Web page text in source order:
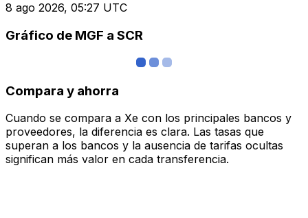
8 ago 2026, 05:27 UTC
Gráfico de MGF a SCR
Compara y ahorra
Cuando se compara a Xe con los principales bancos y
proveedores, la diferencia es clara. Las tasas que
superan a los bancos y la ausencia de tarifas ocultas
significan más valor en cada transferencia.